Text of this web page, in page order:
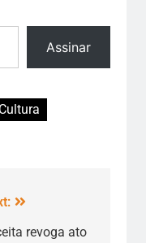
Assinar
Cultura
revoga ato